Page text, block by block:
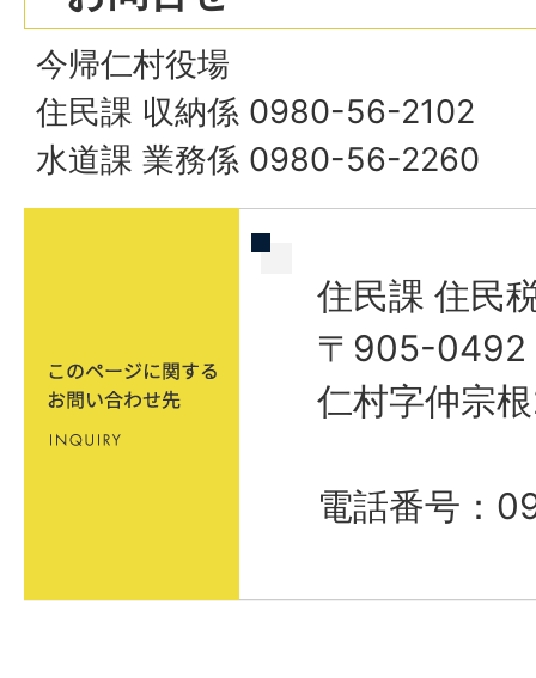
今帰仁村役場
住民課 収納係 0980-56-2102
水道課 業務係 0980-56-2260
住民課 住民
〒905-0492
仁村字仲宗
電話番号：